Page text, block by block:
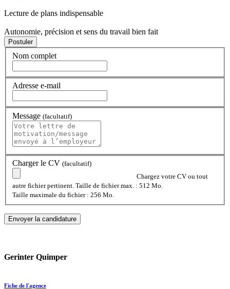
Lecture de plans indispensable
Autonomie, précision et sens du travail bien fait
Nom complet
Adresse e-mail
Message (facultatif)
Charger le CV (facultatif)
Chargez votre CV ou tout
autre fichier pertinent. Taille de fichier max. : 512 Mo.
Taille maximale du fichier : 256 Mo.
Gerinter Quimper
Fiche de l'agence